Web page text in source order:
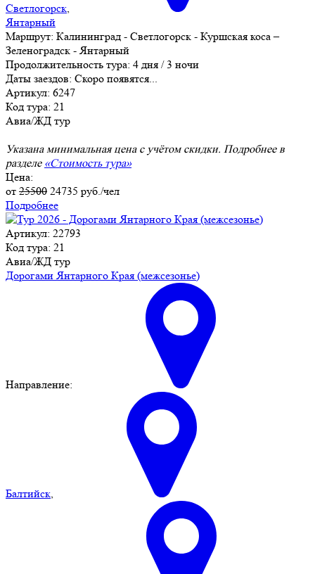
Светлогорск,
Янтарный
Маршрут: Калининград - Светлогорск - Куршская коса –
Зеленоградск - Янтарный
Продолжительность тура: 4 дня / 3 ночи
Даты заездов: Скоро появятся...
Артикул: 6247
Код тура: 21
Авиа/ЖД тур
Указана минимальная цена с учётом скидки. Подробнее в
разделе «Стоимость тура»
Цена:
от 25500 24735 руб./чел
Подробнее
Артикул: 22793
Код тура: 21
Авиа/ЖД тур
Дорогами Янтарного Края (межсезонье)
Направление:
Балтийск,